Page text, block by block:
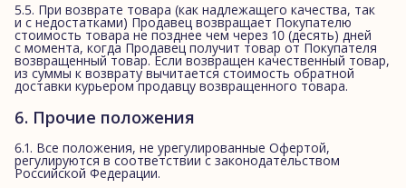
5.5. При возврате товара (как надлежащего качества, так
и с недостатками) Продавец возвращает Покупателю
стоимость товара не позднее чем через 10 (десять) дней
с момента, когда Продавец получит товар от Покупателя
возвращенный товар. Если возвращен качественный товар,
из суммы к возврату вычитается стоимость обратной
доставки курьером продавцу возвращенного товара.
6. Прочие положения
6.1. Все положения, не урегулированные Офертой,
регулируются в соответствии с законодательством
Российской Федерации.